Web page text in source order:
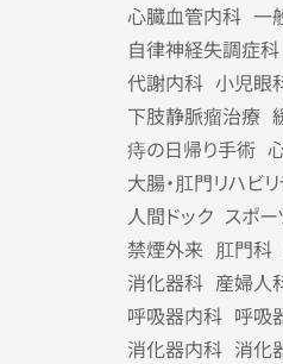
心臓血管内科 一
自律神経失調症科
代謝内科 小児眼
下肢静脈瘤治療
痔の日帰り手術
大腸・肛門リハビ
人間ドック スポ
禁煙外来 肛門科
消化器科 産婦人
呼吸器内科 呼吸
消化器内科 消化